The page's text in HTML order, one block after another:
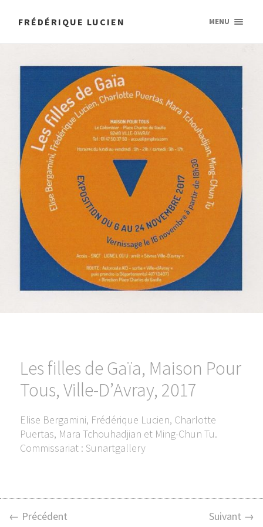
FRÉDÉRIQUE LUCIEN MENU
Les filles de Gaïa, Maison Pour
Tous, Ville-D’Avray, 2017
Elise Bergamini, Frédérique Lucien, Charlotte
Puertas, Mara Tchouhadjian et Ming-Chun Tu.
Commissariat : Sunartgallery
← Précédent Suivant →